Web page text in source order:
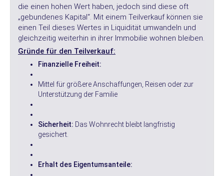
die einen hohen Wert haben, jedoch sind diese oft
„gebundenes Kapital“. Mit einem Teilverkauf können sie
einen Teil dieses Wertes in Liquidität umwandeln und
gleichzeitig weiterhin in ihrer Immobilie wohnen bleiben.
Gründe für den Teilverkauf:
Finanzielle Freiheit:
Mittel für größere Anschaffungen, Reisen oder zur
Unterstützung der Familie
Sicherheit: Das Wohnrecht bleibt langfristig
gesichert.
Erhalt des Eigentumsanteile: